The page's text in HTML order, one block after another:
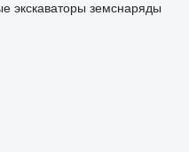
экскаваторы земснаряды